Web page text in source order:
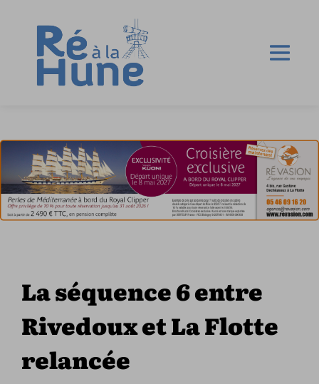
La séquence 6 entre
Rivedoux et La Flotte
relancée